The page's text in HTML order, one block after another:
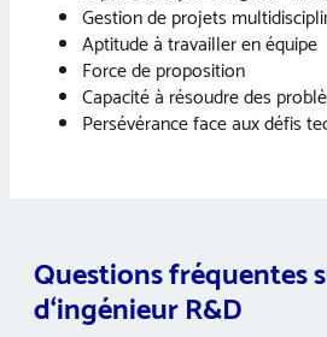
Gestion de projets
Aptitude à travailler en équipe
Force de proposition
Capacité à résoudre des
Persévérance face aux défis
Questions fréquentes
d‘ingénieur R&D